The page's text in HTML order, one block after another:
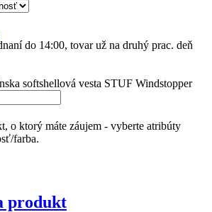
do 14:00, tovar už na druhý prac. deň
softshellová vesta STUF Windstopper
o ktorý máte záujem - vyberte atribúty
farba.
produkt